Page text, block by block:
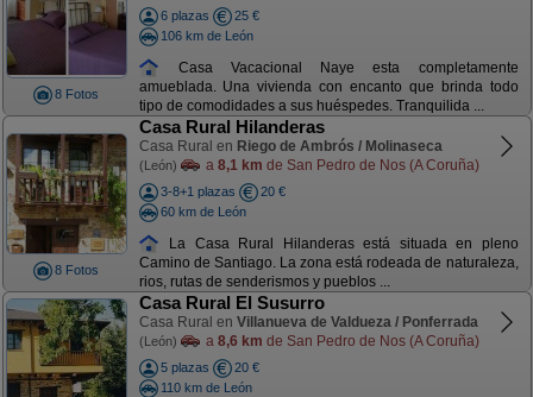
8 Fotos
6 plazas
25 €
106 km de León
Casa Vacacional Naye esta completamente
amueblada. Una vivienda con encanto que brinda todo
tipo de comodidades a sus huéspedes. Tranquilida ...
8 Fotos
Casa Rural Hilanderas
Casa Rural en Riego de Ambrós / Molinaseca
(León) a 8,1 km de San Pedro de Nos (A Coruña)
3-8+1 plazas
20 €
60 km de León
La Casa Rural Hilanderas está situada en pleno
Camino de Santiago. La zona está rodeada de naturaleza,
rios, rutas de senderismos y pueblos ...
Casa Rural El Susurro
Casa Rural en Villanueva de Valdueza / Ponferrada
(León) a 8,6 km de San Pedro de Nos (A Coruña)
5 plazas
20 €
110 km de León